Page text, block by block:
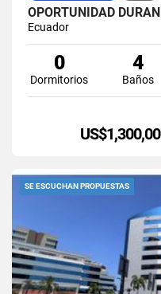
Ecuador
0
Dormitorios
4
Baños
SE ESCUCHAN PROPUESTAS